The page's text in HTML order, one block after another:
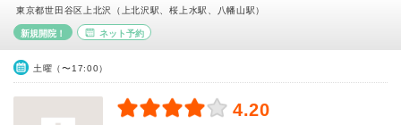
東京都世田谷区上北沢（上北沢駅、桜上水駅、八幡山駅）
新規開院！ ネット予約
土曜（〜17:00）
4.20